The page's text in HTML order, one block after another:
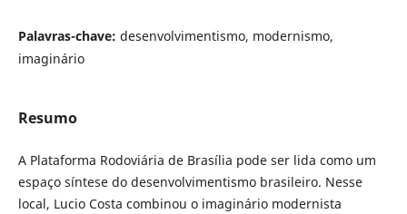
Palavras-chave: desenvolvimentismo, modernismo,
imaginário
Resumo
A Plataforma Rodoviária de Brasília pode ser lida como um
espaço síntese do desenvolvimentismo brasileiro. Nesse
local, Lucio Costa combinou o imaginário modernista